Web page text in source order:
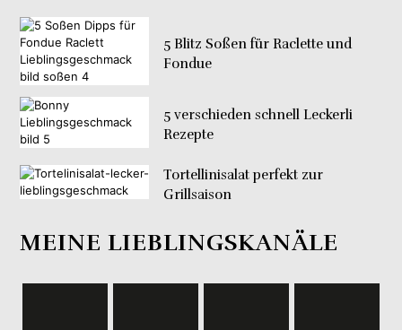
5 Blitz Soßen für Raclette und
Fondue
5 verschieden schnell Leckerli
Rezepte
Tortellinisalat perfekt zur
Grillsaison
MEINE LIEBLINGSKANÄLE